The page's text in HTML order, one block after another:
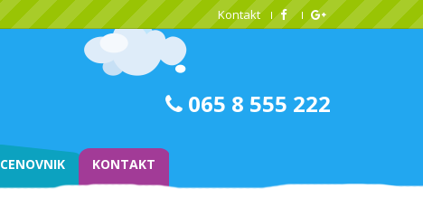
Kontakt
065 8 555 222
CENOVNIK KONTAKT